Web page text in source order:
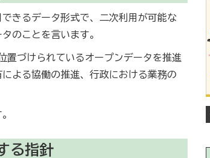
きるデータ形式で、二次利用が可能な
のことを言います。
置づけられているオープンデータを推進
よる協働の推進、行政における業務の
る指針